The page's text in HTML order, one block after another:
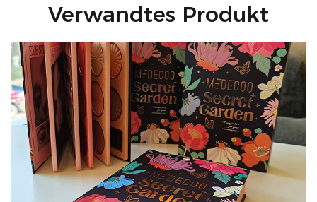
Concealer mit vollständiger Deckkraft ist Ihre Lösung
für einen strahlenden und makellosen Teint, der den
ganzen Tag anhält!
Verwandtes Produkt